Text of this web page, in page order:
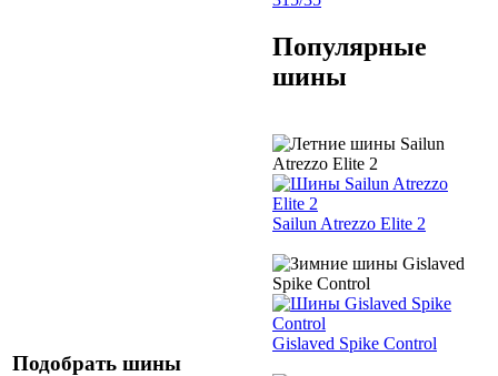
Подобрать шины
Популярные
шины
Sailun Atrezzo Elite 2
Gislaved Spike Control